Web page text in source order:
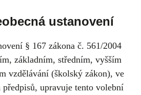
ustanovení
§ 167 zákona č. 561/2004
základním, středním, vyšším
vzdělávání (školský zákon), ve
předpisů, upravuje tento volební